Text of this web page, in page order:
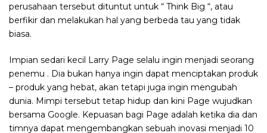
perusahaan tersebut dituntut untuk “ Think Big “, atau
berfikir dan melakukan hal yang berbeda tau yang tidak
biasa.
Impian sedari kecil Larry Page selalu ingin menjadi seorang
penemu . Dia bukan hanya ingin dapat menciptakan produk
– produk yang hebat, akan tetapi juga ingin mengubah
dunia. Mimpi tersebut tetap hidup dan kini Page wujudkan
bersama Google. Kepuasan bagi Page adalah ketika dia dan
timnya dapat mengembangkan sebuah inovasi menjadi 10